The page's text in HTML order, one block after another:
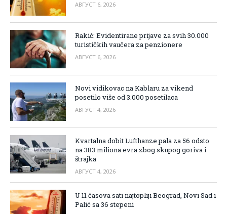
АВГУСТ 6, 2026
Rakić: Evidentirane prijave za svih 30.000
turističkih vaučera za penzionere
АВГУСТ 6, 2026
Novi vidikovac na Kablaru za vikend
posetilo više od 3.000 posetilaca
АВГУСТ 4, 2026
Kvartalna dobit Lufthanze pala za 56 odsto
na 383 miliona evra zbog skupog goriva i
štrajka
АВГУСТ 4, 2026
U 11 časova sati najtopliji Beograd, Novi Sad i
Palić sa 36 stepeni